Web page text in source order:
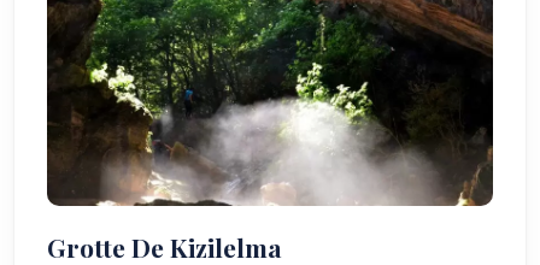
Grotte De Kizilelma